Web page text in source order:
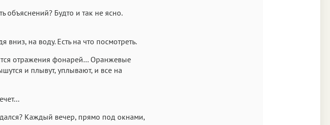
объяснений? Будто и так не ясно.
вниз, на воду. Есть на что посмотреть.
отражения фонарей… Оранжевые
и плывут, уплывают, и все на
Каждый вечер, прямо под окнами,